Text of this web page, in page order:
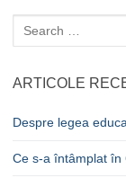
Caută
după:
ARTICOLE
Despre legea
Ce s-a întâmplat în